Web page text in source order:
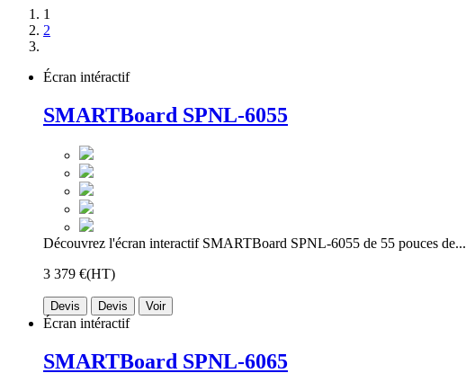
1
2
Écran intéractif
SMARTBoard SPNL-6055
Découvrez l'écran interactif SMARTBoard SPNL-6055 de 55 pouces de...
3 379 €(HT)
Devis Devis Voir
Écran intéractif
SMARTBoard SPNL-6065